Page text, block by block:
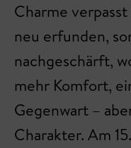
Charme
neu erfunden,
nachgeschärft,
mehr Komfort,
Gegenwart –
Charakter. Am